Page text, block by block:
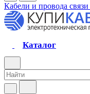
Кабели и провода связи
Каталог